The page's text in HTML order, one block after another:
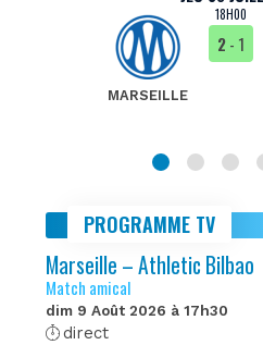
18H00
MARSEILLE
2- 1
PROGRAMME TV
Marseille – Athletic Bilbao
Match amical
dim 9 Août 2026 à 17h30
direct